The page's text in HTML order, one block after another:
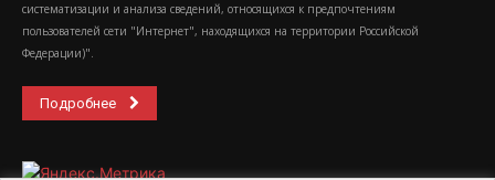
систематизации и анализа сведений, относящихся к предпочтениям
пользователей сети "Интернет", находящихся на территории Российской
Федерации)".
Подробнее